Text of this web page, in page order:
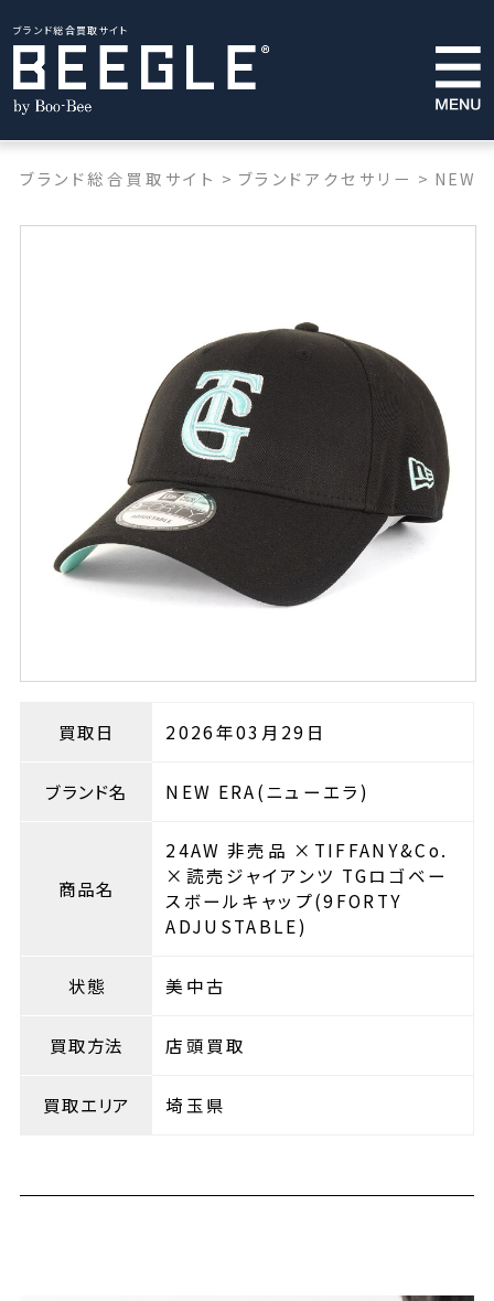
ブランド総合買取サイト
ブランド総合買取サイト > ブランドアクセサリー > NEW
買取日 2026年03月29日
ブランド名 NEW ERA(ニューエラ)
商品名
24AW 非売品 ×TIFFANY&Co.
×読売ジャイアンツ TGロゴベー
スボールキャップ(9FORTY
ADJUSTABLE)
状態 美中古
買取方法 店頭買取
買取エリア 埼玉県